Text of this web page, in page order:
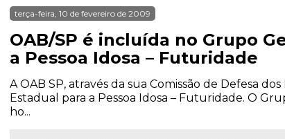
terça-feira, 10 de fevereiro de 2009
OAB/SP é incluída no Grupo
a Pessoa Idosa – Futuridade
A OAB SP, através da sua Comissão de Defesa
Estadual para a Pessoa Idosa – Futuridade. O
ho...